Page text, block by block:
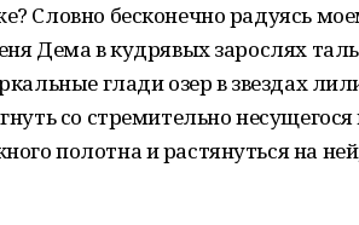
Словно бесконечно радуясь
Дема в кудрявых зарослях
глади озер в звездах
со стремительно несущегося
полотна и растянуться на